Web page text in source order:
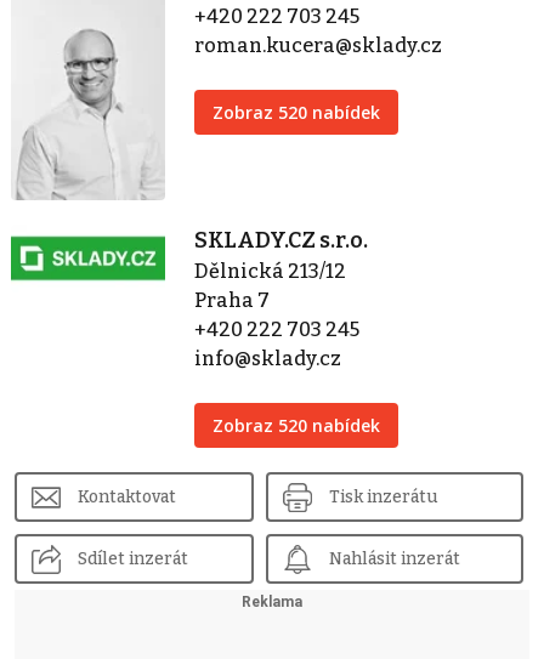
+420 222 703 245
roman.kucera@sklady.cz
Zobraz 520 nabídek
SKLADY.CZ s.r.o.
Dělnická 213/12
Praha 7
+420 222 703 245
info@sklady.cz
Zobraz 520 nabídek
Kontaktovat Tisk inzerátu
Sdílet inzerát Nahlásit inzerát